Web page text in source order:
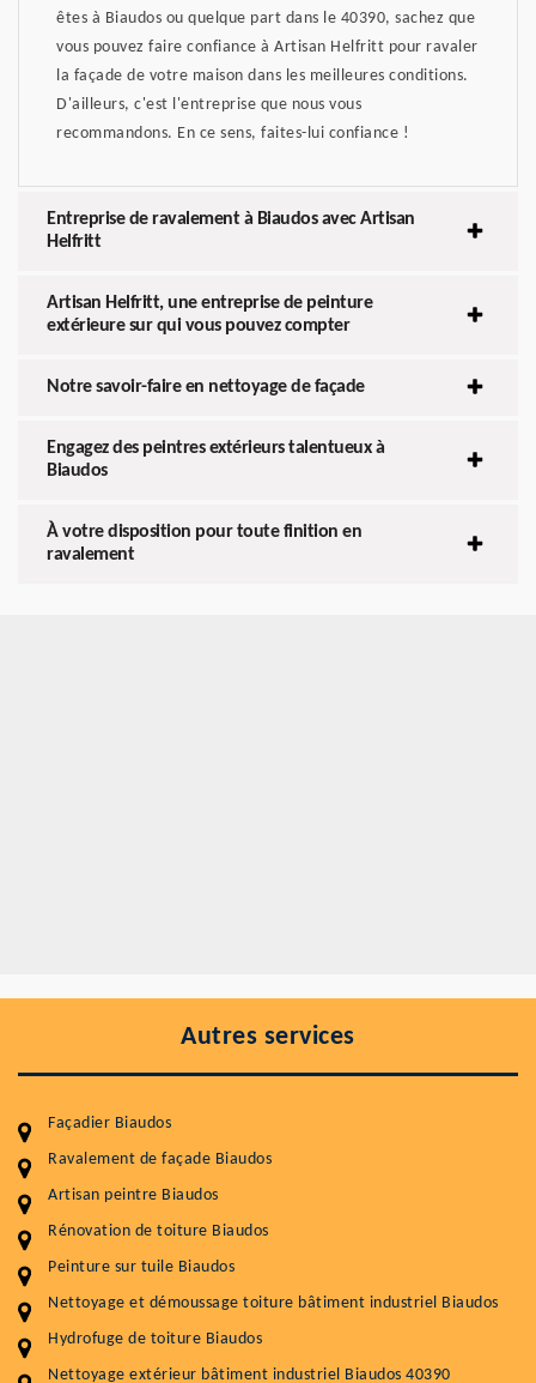
êtes à Biaudos ou quelque part dans le 40390, sachez que
vous pouvez faire confiance à Artisan Helfritt pour ravaler
la façade de votre maison dans les meilleures conditions.
D'ailleurs, c'est l'entreprise que nous vous
recommandons. En ce sens, faites-lui confiance !
Entreprise de ravalement à Biaudos avec Artisan
Helfritt
Artisan Helfritt, une entreprise de peinture
extérieure sur qui vous pouvez compter
Notre savoir-faire en nettoyage de façade
Engagez des peintres extérieurs talentueux à
Biaudos
À votre disposition pour toute finition en
ravalement
Autres services
Façadier Biaudos
Ravalement de façade Biaudos
Artisan peintre Biaudos
Rénovation de toiture Biaudos
Peinture sur tuile Biaudos
Nettoyage et démoussage toiture bâtiment industriel Biaudos
Hydrofuge de toiture Biaudos
Nettoyage extérieur bâtiment industriel Biaudos 40390
Entretenir votre toiture, c'est préserver sa
durabilité
Plus de 15 ans d'expérience en couverture et facade
Service
Nettoyageb toiture 4 € / m²